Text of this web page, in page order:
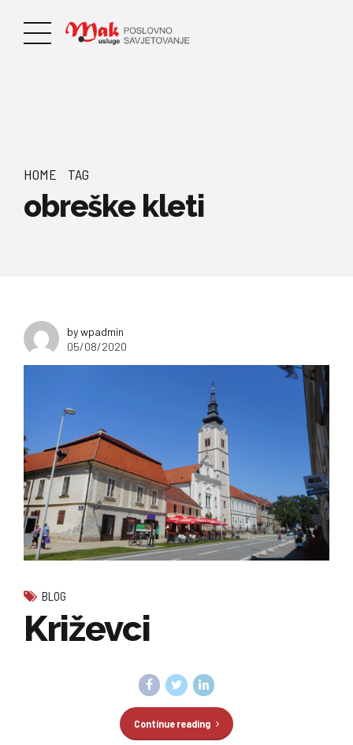
HOME TAG
obreške kleti
by wpadmin
05/08/2020
BLOG
Križevci
Continue reading